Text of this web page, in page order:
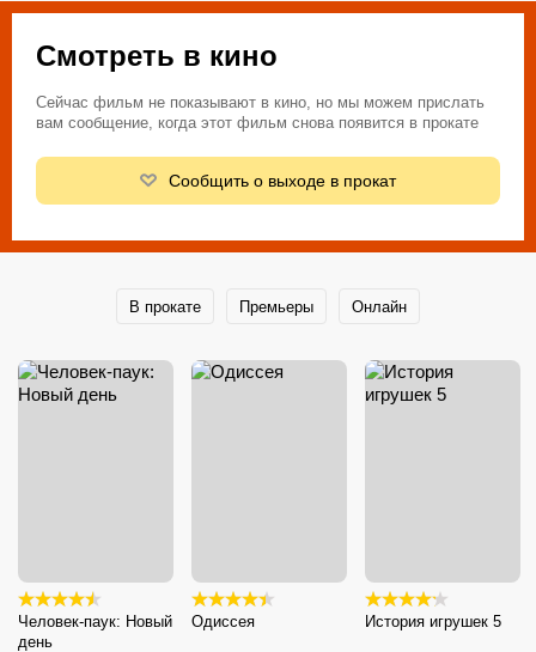
Смотреть в кино
Сейчас фильм не показывают в кино, но мы можем прислать
вам сообщение, когда этот фильм снова появится в прокате
Сообщить о выходе в прокат
В прокате Премьеры Онлайн
Человек-паук: Новый
день
Одиссея История игрушек 5